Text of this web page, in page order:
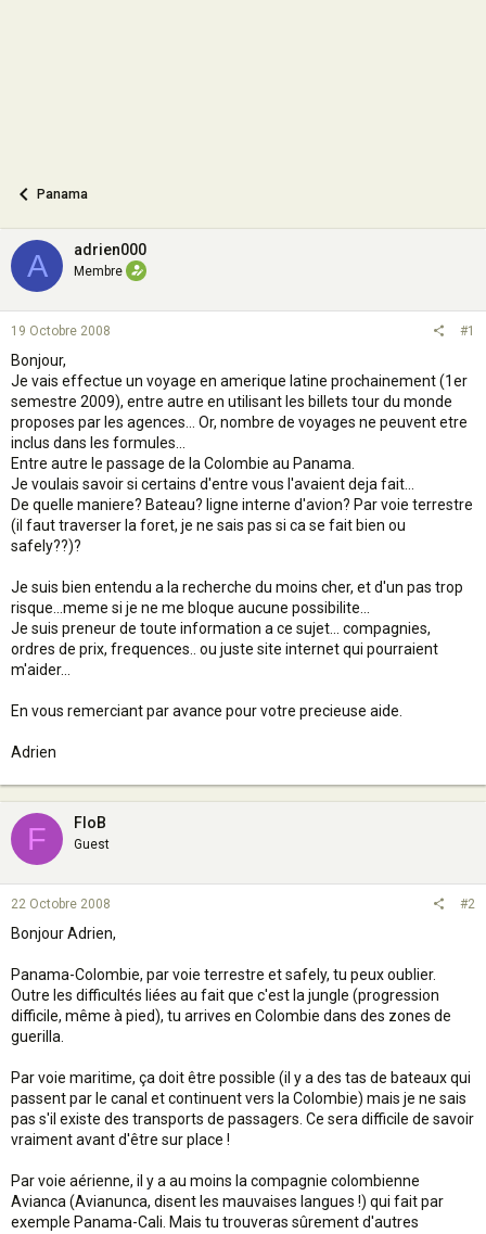
Panama
A adrien000
Membre
19 Octobre 2008 #1
Bonjour,
Je vais effectue un voyage en amerique latine prochainement (1er
semestre 2009), entre autre en utilisant les billets tour du monde
proposes par les agences... Or, nombre de voyages ne peuvent etre
inclus dans les formules...
Entre autre le passage de la Colombie au Panama.
Je voulais savoir si certains d'entre vous l'avaient deja fait...
De quelle maniere? Bateau? ligne interne d'avion? Par voie terrestre
(il faut traverser la foret, je ne sais pas si ca se fait bien ou
safely??)?
Je suis bien entendu a la recherche du moins cher, et d'un pas trop
risque...meme si je ne me bloque aucune possibilite...
Je suis preneur de toute information a ce sujet... compagnies,
ordres de prix, frequences.. ou juste site internet qui pourraient
m'aider...
En vous remerciant par avance pour votre precieuse aide.
Adrien
F FloB
Guest
22 Octobre 2008 #2
Bonjour Adrien,
Panama-Colombie, par voie terrestre et safely, tu peux oublier.
Outre les difficultés liées au fait que c'est la jungle (progression
difficile, même à pied), tu arrives en Colombie dans des zones de
guerilla.
Par voie maritime, ça doit être possible (il y a des tas de bateaux qui
passent par le canal et continuent vers la Colombie) mais je ne sais
pas s'il existe des transports de passagers. Ce sera difficile de savoir
vraiment avant d'être sur place !
Par voie aérienne, il y a au moins la compagnie colombienne
Avianca (Avianunca, disent les mauvaises langues !) qui fait par
exemple Panama-Cali. Mais tu trouveras sûrement d'autres